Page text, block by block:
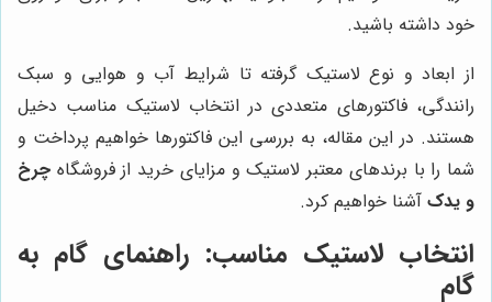
خود داشته باشید.
از ابعاد و نوع لاستیک گرفته تا شرایط آب و هوایی و سبک
رانندگی، فاکتورهای متعددی در انتخاب لاستیک مناسب دخیل
هستند. در این مقاله، به بررسی این فاکتورها خواهیم پرداخت و
شما را با برندهای معتبر لاستیک و مزایای خرید از فروشگاه چرخ
و یدک آشنا خواهیم کرد.
انتخاب لاستیک مناسب: راهنمای گام به
گام